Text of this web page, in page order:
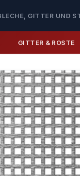
GITTER UND
GITTER & ROSTE